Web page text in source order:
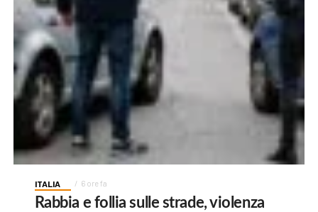
ITALIA 6 ore fa
Rabbia e follia sulle strade, violenza